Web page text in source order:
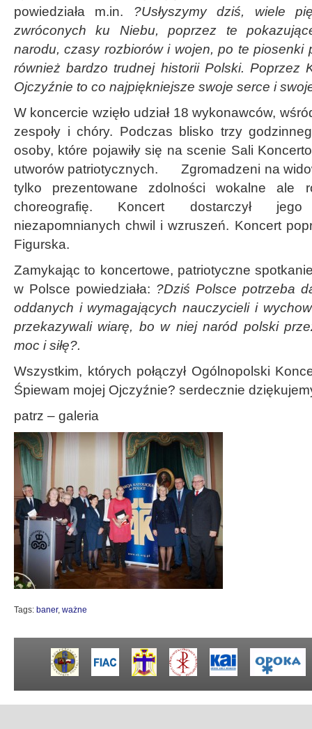
powiedziała m.in. ?Usłyszymy dziś, wiele
zwróconych ku Niebu, poprzez te
narodu, czasy rozbiorów i wojen, po te piosenki
również bardzo trudnej historii Polski. Poprzez
Ojczyźnie to co najpiękniejsze swoje serce i
W koncercie wzięło udział 18 wykonawców,
zespoły i chóry. Podczas blisko trzy
osoby, które pojawiły się na scenie Sali
utworów patriotycznych. Zgromadzeni na
tylko prezentowane zdolności wokalne ale
choreografię. Koncert dostarczył
niezapomnianych chwil i wzruszeń. Koncert
Figurska.
Zamykając to koncertowe, patriotyczne
w Polsce powiedziała: ?Dziś Polsce potrzeba
oddanych i wymagających nauczycieli i
przekazywali wiarę, bo w niej naród polski
moc i siłę?.
Wszystkim, których połączył Ogólnopolski
Śpiewam mojej Ojczyźnie? serdecznie
patrz – galeria
Tags: baner, ważne